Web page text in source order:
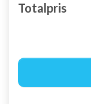
Totalpris